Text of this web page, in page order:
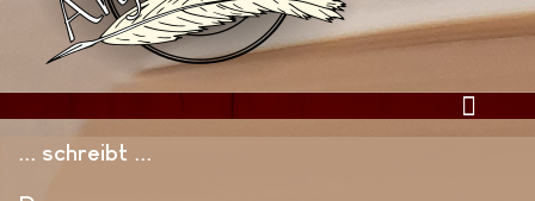
... schreibt ..